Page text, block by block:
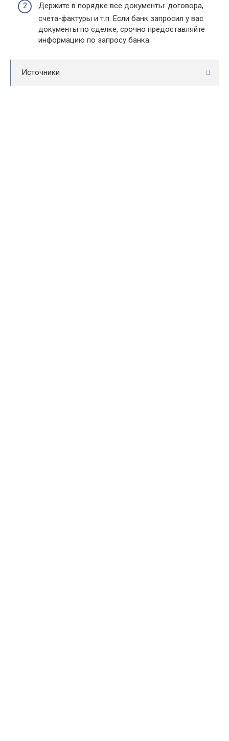
Держите в порядке все документы: договора,
счета-фактуры и т.п. Если банк запросил у вас
документы по сделке, срочно предоставляйте
информацию по запросу банка.
Источники